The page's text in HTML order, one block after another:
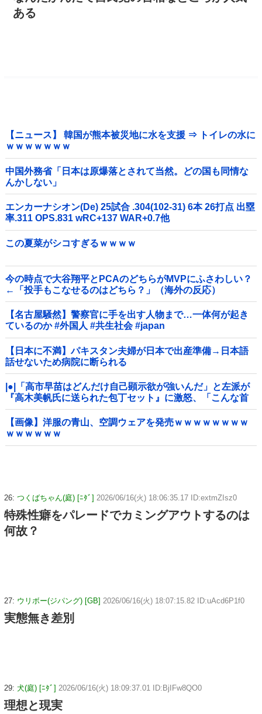
ある
【ニュース】 韓国が熊本被災地に水を支援 ⇒ トイレの水に
ｗｗｗｗｗｗｗ
中国外務省「日本は原爆落とされて当然。どの国も同情な
んかしない」
エンカーナシオン(De) 25試合 .304(102-31) 6本 26打点 出塁
率.311 OPS.831 wRC+137 WAR+0.7他
この夏菜がシコすぎるｗｗｗｗ
今の時点で大谷翔平とPCAのどちらがMVPにふさわしい？
←「投手もこなせるのはどちら？」（海外の反応）
【名古屋騒然】警察官に手を出す人物まで…一体何が起き
ているのか #外国人 #共生社会 #japan
【日本に不満】パキスタン夫婦が日本で出産準備→日本語
話せないため病院に断られる
|●|「高市早苗はどんだけ自己顕示欲が強いんだ」と左派が
『高木美帆氏に送られた包丁セット』に激怒、「こんな首
相は見たことがない」と言い張るも……
【画像】洋服の青山、空調ウェアを発売ｗｗｗｗｗｗｗｗ
ｗｗｗｗｗｗ
26: つくばちゃん(庭) [ﾆﾀﾞ] 2026/06/16(火) 18:06:35.17 ID:extmZIsz0
特殊性癖をパレードでカミングアウトするのは
何故？
27: ウリボー(ジパング) [GB] 2026/06/16(火) 18:07:15.82 ID:uAcd6P1f0
実態無き差別
29: 犬(庭) [ﾆﾀﾞ] 2026/06/16(火) 18:09:37.01 ID:BjIFw8QO0
理想と現実